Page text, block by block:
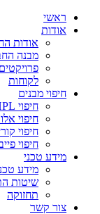
ראשי
אודות
אודות
מבנה
פרויקטים
לקוחות
חיפוי מבנים
חיפוי HPL
חיפוי
חיפוי
חיפוי
מידע טכני
מידע
שיטות
תחזוקה
צור קשר